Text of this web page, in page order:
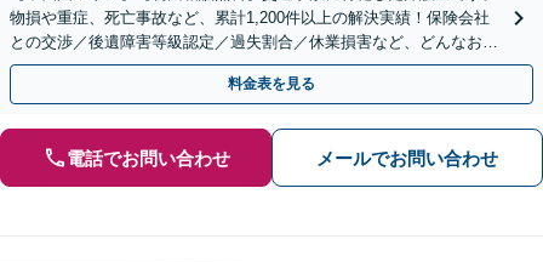
物損や重症、死亡事故など、累計1,200件以上の解決実績！保険会社
との交渉／後遺障害等級認定／過失割合／休業損害など、どんなお悩
みもご相談ください【夜間・休日面談可】【完全個室】
料金表を見る
電話でお問い合わせ メールでお問い合わせ